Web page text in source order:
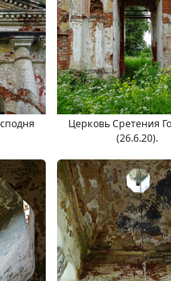
Церковь Сретения
(26.6.20).